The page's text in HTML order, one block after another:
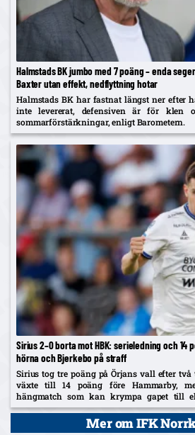
Halmstads BK jumbo med 7 poäng – enda
Baxter utan effekt, nedflyttning hotar
Halmstads BK har fastnat längst ner efter
inte levererat, defensiven är för klen
sommarförstärkningar, enligt Barometern.
Sirius 2–0 borta mot HBK: serieledning och 14
hörna och Bjerkebo på straff
Sirius tog tre poäng på Örjans vall efter två
växte till 14 poäng före Hammarby,
hängmatch som kan krympa gapet till
startade centralt i Melker Heiers frånvaro.
Mer om IFK